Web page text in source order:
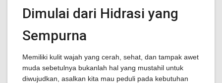
Dimulai dari Hidrasi yang
Sempurna
Memiliki kulit wajah yang cerah, sehat, dan tampak awet
muda sebetulnya bukanlah hal yang mustahil untuk
diwujudkan, asalkan kita mau peduli pada kebutuhan